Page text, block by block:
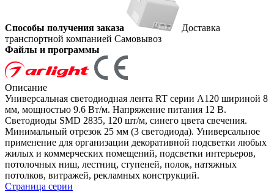
Способы получения заказа
Доставка
транспортной компанией Самовывоз
Файлы и программы
Описание
Универсальная светодиодная лента RT серии A120 шириной 8
мм, мощностью 9.6 Вт/м. Напряжение питания 12 В.
Светодиоды SMD 2835, 120 шт/м, синего цвета свечения.
Минимальный отрезок 25 мм (3 светодиода). Универсальное
применение для организации декоративной подсветки любых
жилых и коммерческих помещений, подсветки интерьеров,
потолочных ниш, лестниц, ступеней, полок, натяжных
потолков, витражей, рекламных конструкций.
Страница серии